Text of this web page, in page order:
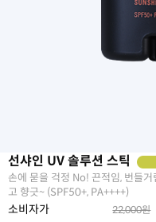
선샤인 UV 솔루션 스틱
손에 묻을 걱정 No! 끈적임, 번들
고 향긋~ (SPF50+, PA++++)
소비자가 22,000원